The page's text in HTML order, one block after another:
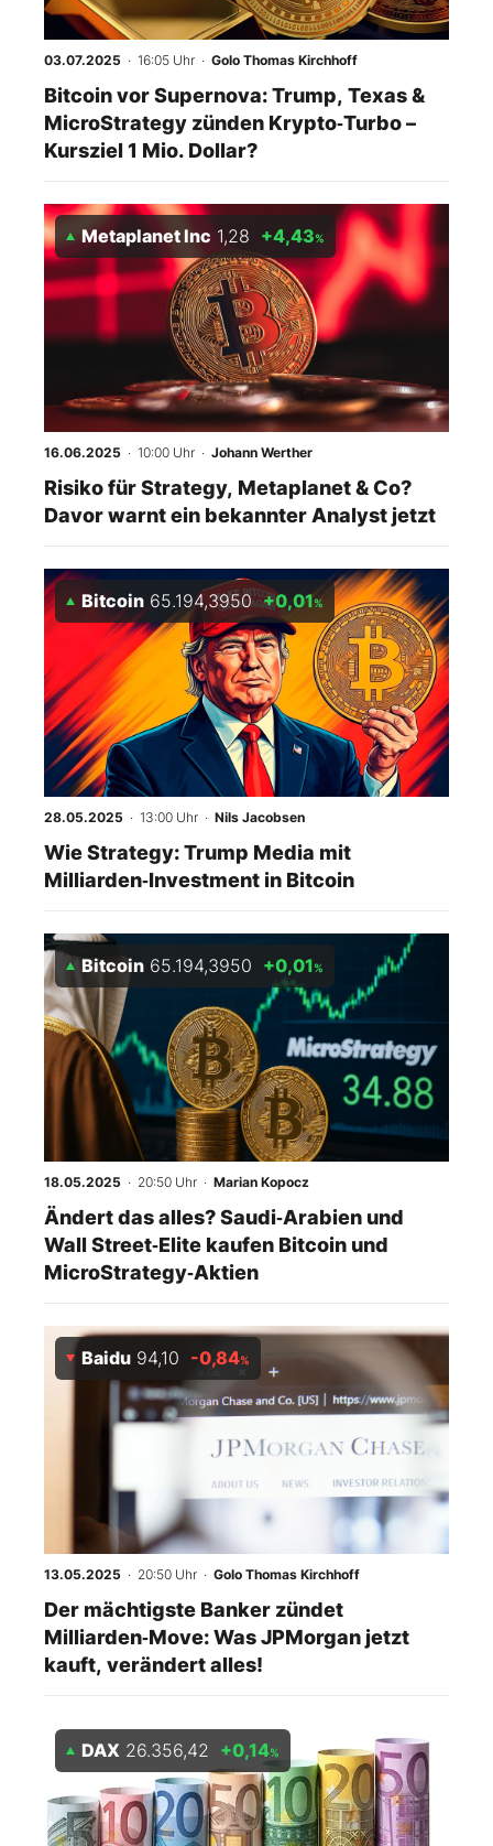
03.07.2025 · 16:05 Uhr · Golo Thomas Kirchhoff
Bitcoin vor Supernova: Trump, Texas &
MicroStrategy zünden Krypto‑Turbo –
Kursziel 1 Mio. Dollar?
Metaplanet Inc 1,28 +4,43%
16.06.2025 · 10:00 Uhr · Johann Werther
Risiko für Strategy, Metaplanet & Co?
Davor warnt ein bekannter Analyst jetzt
Bitcoin 65.194,3950 +0,01%
28.05.2025 · 13:00 Uhr · Nils Jacobsen
Wie Strategy: Trump Media mit
Milliarden‑Investment in Bitcoin
Bitcoin 65.194,3950 +0,01%
18.05.2025 · 20:50 Uhr · Marian Kopocz
Ändert das alles? Saudi‑Arabien und
Wall Street‑Elite kaufen Bitcoin und
MicroStrategy‑Aktien
Baidu 94,10 -0,84%
13.05.2025 · 20:50 Uhr · Golo Thomas Kirchhoff
Der mächtigste Banker zündet
Milliarden‑Move: Was JPMorgan jetzt
kauft, verändert alles!
DAX 26.356,42 +0,14%